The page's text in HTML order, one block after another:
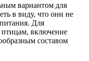
вариантом для
в виду, что они не
Для
включение
составом